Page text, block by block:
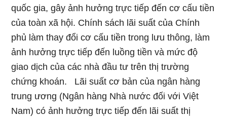
quốc gia, gây ảnh hưởng trực tiếp đến cơ cấu tiền
của toàn xã hội. Chính sách lãi suất của Chính
phủ làm thay đổi cơ cấu tiền trong lưu thông, làm
ảnh hưởng trực tiếp đến luồng tiền và mức độ
giao dịch của các nhà đầu tư trên thị trường
chứng khoán. Lãi suất cơ bản của ngân hàng
trung ương (Ngân hàng Nhà nước đối với Việt
Nam) có ảnh hưởng trực tiếp đến lãi suất thị